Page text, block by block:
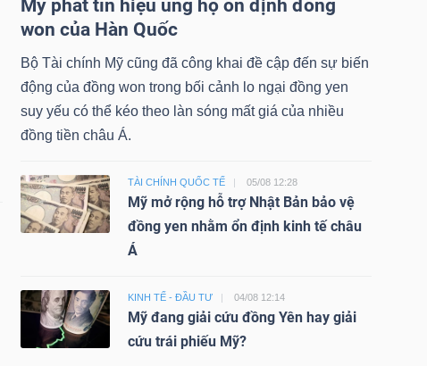
Mỹ phát tín hiệu ủng hộ ổn định đồng
won của Hàn Quốc
Bộ Tài chính Mỹ cũng đã công khai đề cập đến sự biến
động của đồng won trong bối cảnh lo ngại đồng yen
suy yếu có thể kéo theo làn sóng mất giá của nhiều
đồng tiền châu Á.
TÀI CHÍNH QUỐC TẾ 05/08 12:28
Mỹ mở rộng hỗ trợ Nhật Bản bảo vệ
đồng yen nhằm ổn định kinh tế châu
Á
KINH TẾ - ĐẦU TƯ 04/08 12:14
Mỹ đang giải cứu đồng Yên hay giải
cứu trái phiếu Mỹ?